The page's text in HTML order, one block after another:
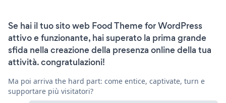
Se hai il tuo sito web Food Theme for WordPress
attivo e funzionante, hai superato la prima grande
sfida nella creazione della presenza online della tua
attività. congratulazioni!
Ma poi arriva the hard part: come entice, captivate, turn e
supportare più visitatori?